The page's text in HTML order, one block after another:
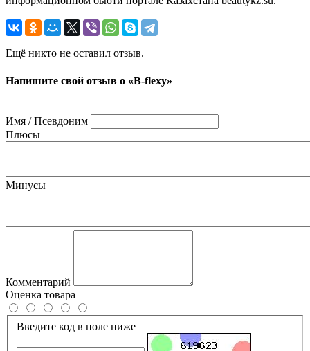
Ещё никто не оставил отзыв.
Напишите свой отзыв о «B-flexy»
Имя / Псевдоним
Плюсы
Минусы
Комментарий
Оценка товара
Введите код в поле ниже